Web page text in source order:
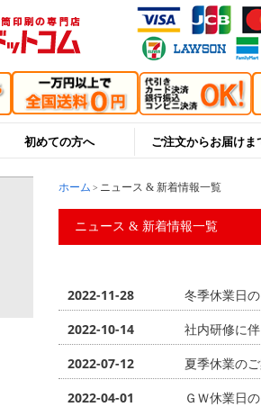
初めての方へ ご注文からお届けま
ホーム ニュース & 新着情報一覧
ニュース & 新着情報一覧
2022-11-28
冬季休業日
2022-10-14
社内研修に
2022-07-12
夏季休業の
2022-04-01
ＧＷ休業日